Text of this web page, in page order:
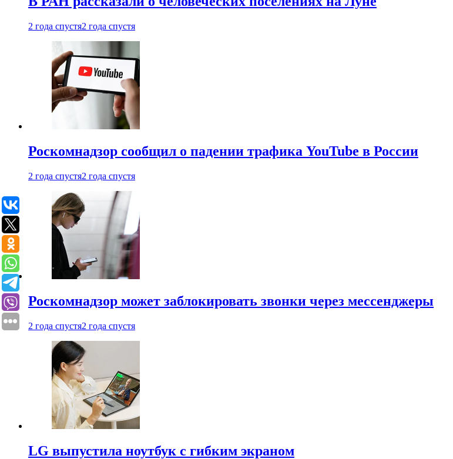
2 года спустя2 года спустя
Роскомнадзор сообщил о падении трафика YouTube в России
2 года спустя2 года спустя
Роскомнадзор может заблокировать звонки через мессенджеры
2 года спустя2 года спустя
LG выпустила ноутбук с гибким экраном